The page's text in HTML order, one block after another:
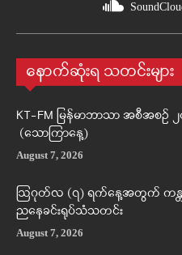
နောက်ဆုံးရ သတင်းများ
KT-FM မြန်မာဘာသာ အစီအစဉ်
(သောကြာနေ့)
August 7, 2026
ဩဂုတ်လ (၇) ရက်နေ့အတွက် ကန္တ
ညနေခင်းရုပ်သံသတင်း
August 7, 2026